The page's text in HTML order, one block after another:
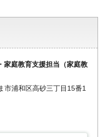
家庭教育支援担当（家庭教
市浦和区高砂三丁目15番1